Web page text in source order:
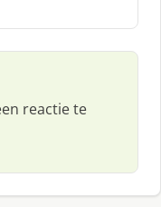
reactie te